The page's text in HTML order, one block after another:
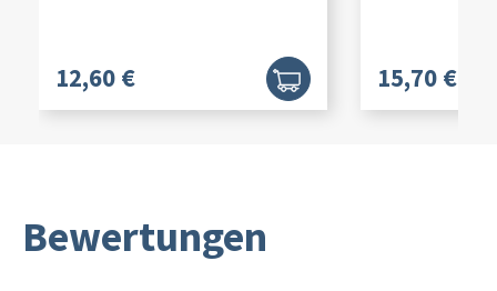
12,60 € 15,70 €
Bewertungen